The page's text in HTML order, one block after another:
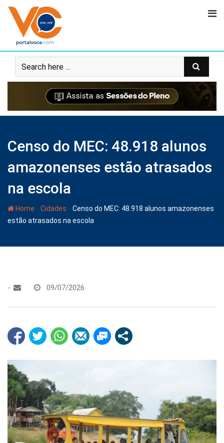
Censo do MEC: 48.918 alunos
amazonenses estão atrasados
na escola
Home - Cidades - Censo do MEC: 48.918 alunos amazonenses
estão atrasados na escola
- 09/07/2026